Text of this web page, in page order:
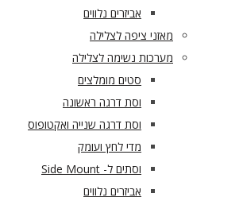
אביזרים נלווים
מאזני ציפה לצלילה
מערכות נשימה לצלילה
סטים מומלצים
וסת דרגה ראשונה
וסת דרגה שנייה ואקטופוס
מדי לחץ ועומק
וסתים ל- Side Mount
אביזרים נלווים